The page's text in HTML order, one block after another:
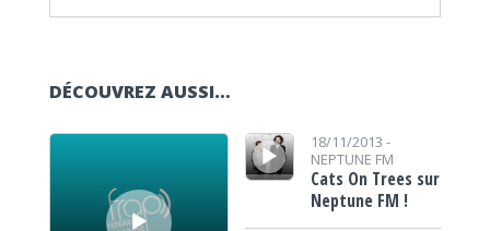
DÉCOUVREZ AUSSI…
Lecteur audio
Lecteur audio18/11/2013 -
NEPTUNE FM
Cats On Trees sur
Neptune FM !